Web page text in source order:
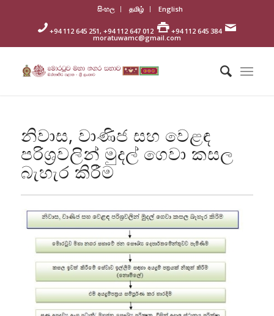
සිංහල தமிழ் English
+94 112 645 251, +94 112 647 012 +94 112 645 384
moratuwamc@gmail.com
නිවාස, වාණිජ සහ වෙළඳ
පරිශ්‍රවලින් මුදල් ගෙවා කසල
බැහැර කිරීම